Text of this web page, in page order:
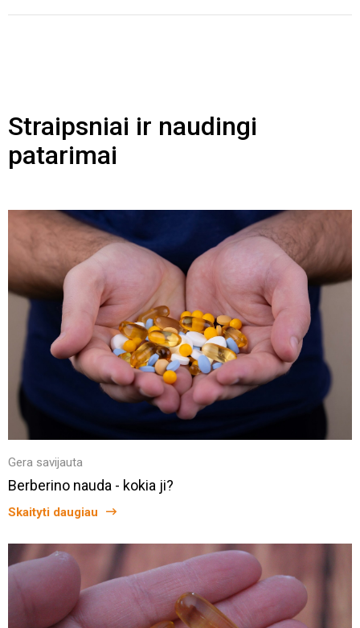
Straipsniai ir naudingi
patarimai
Gera savijauta
Berberino nauda - kokia ji?
Skaityti daugiau